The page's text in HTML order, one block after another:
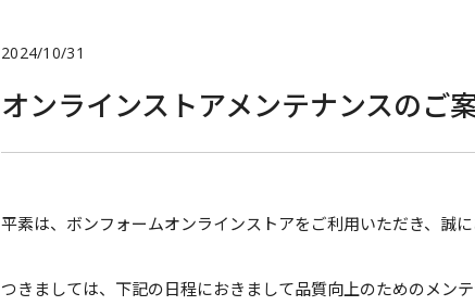
2024/10/31
オンラインストアメンテナンスのご
平素は、ボンフォームオンラインストアをご利用いただき、誠に
つきましては、下記の日程におきまして品質向上のためのメン